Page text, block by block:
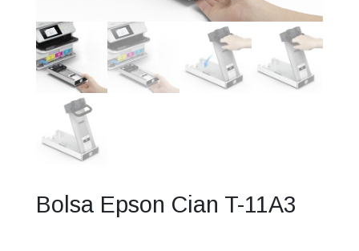
Bolsa Epson Cian T-11A3